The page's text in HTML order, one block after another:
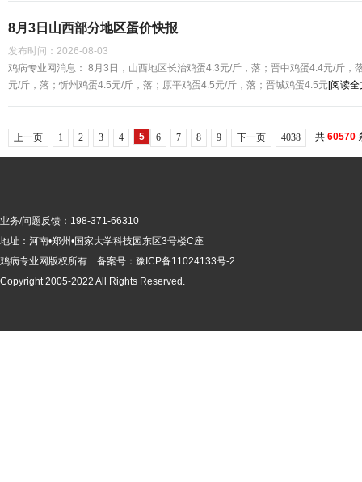
8月3日山西部分地区蛋价快报
发布时间： 2026-08-03
鸡病专业网消息： 8月3日，山西地区长治鸡蛋4.3元/斤，落；晋中鸡蛋4.4元/斤，
元/斤，落；忻州鸡蛋4.5元/斤，落；原平鸡蛋4.5元/斤，落；晋城鸡蛋4.5元[阅读全
上一页 1 2 3 4 5 6 7 8 9 下一页 4038 共 60570
业务/问题反馈：198-371-66310
地址：河南•郑州•国家大学科技园东区3号楼C座
鸡病专业网版权所有 备案号： 豫ICP备11024133号-2
Copyright 2005-2022 All Rights Reserved.